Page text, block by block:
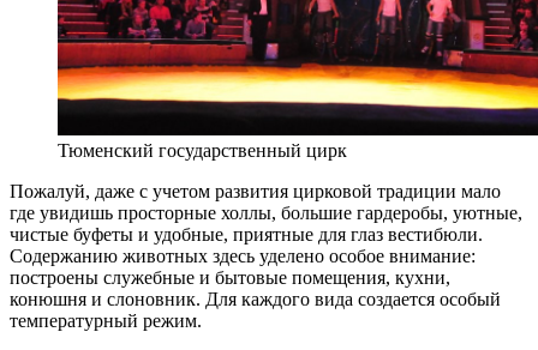
Тюменский государственный цирк
Пожалуй, даже с учетом развития цирковой традиции мало
где увидишь просторные холлы, большие гардеробы, уютные,
чистые буфеты и удобные, приятные для глаз вестибюли.
Содержанию животных здесь уделено особое внимание:
построены служебные и бытовые помещения, кухни,
конюшня и слоновник. Для каждого вида создается особый
температурный режим.